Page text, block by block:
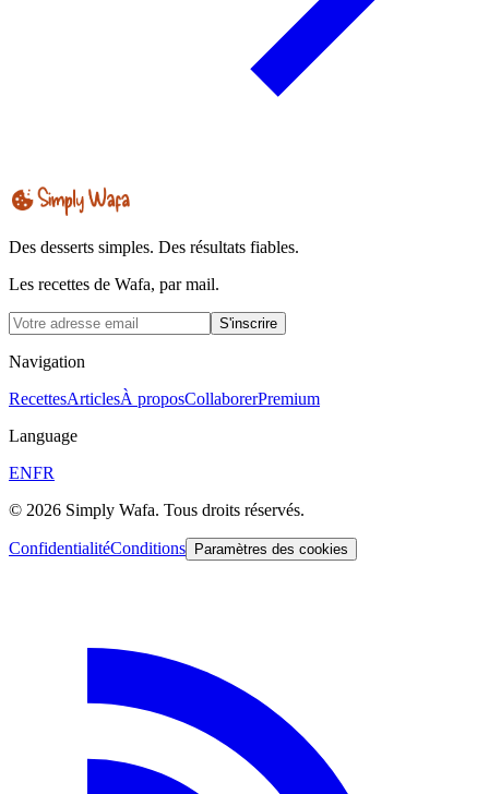
Des desserts simples. Des résultats fiables.
Les recettes de Wafa, par mail.
S'inscrire
Navigation
RecettesArticlesÀ proposCollaborerPremium
Language
ENFR
© 2026 Simply Wafa. Tous droits réservés.
ConfidentialitéConditions Paramètres des cookies